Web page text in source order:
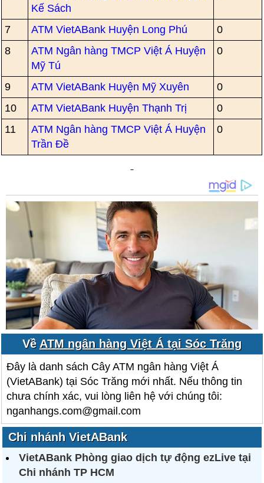
Kế Sách
7 ATM VietABank Huyện Long Phú
0
8
ATM Ngân hàng TMCP Việt Á Huyện
Mỹ Tú
0
9 ATM VietABank Huyện Mỹ Xuyên
0
10
ATM VietABank Huyện Thạnh Trị
0
11
ATM Ngân hàng TMCP Việt Á Huyện
Trần Đề
0
Về ATM ngân hàng Việt Á tại Sóc Trăng
Đây là danh sách Cây ATM ngân hàng Việt Á
(VietABank) tại Sóc Trăng mới nhất. Nếu thông tin
chưa chính xác, vui lòng liên hệ với chúng tôi:
nganhangs.com@gmail.com
Chi nhánh VietABank
VietABank Phòng giao dịch tự động ezLive tại
Chi nhánh TP HCM